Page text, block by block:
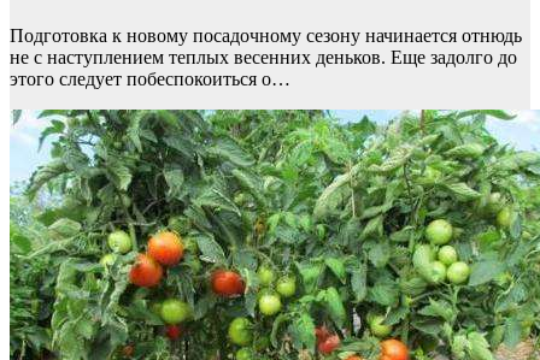
Подготовка к новому посадочному сезону начинается отнюдь
не с наступлением теплых весенних деньков. Еще задолго до
этого следует побеспокоиться о…